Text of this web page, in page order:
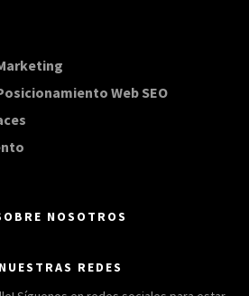
Web SEO20
NOSOTROS
NUESTRAS REDES